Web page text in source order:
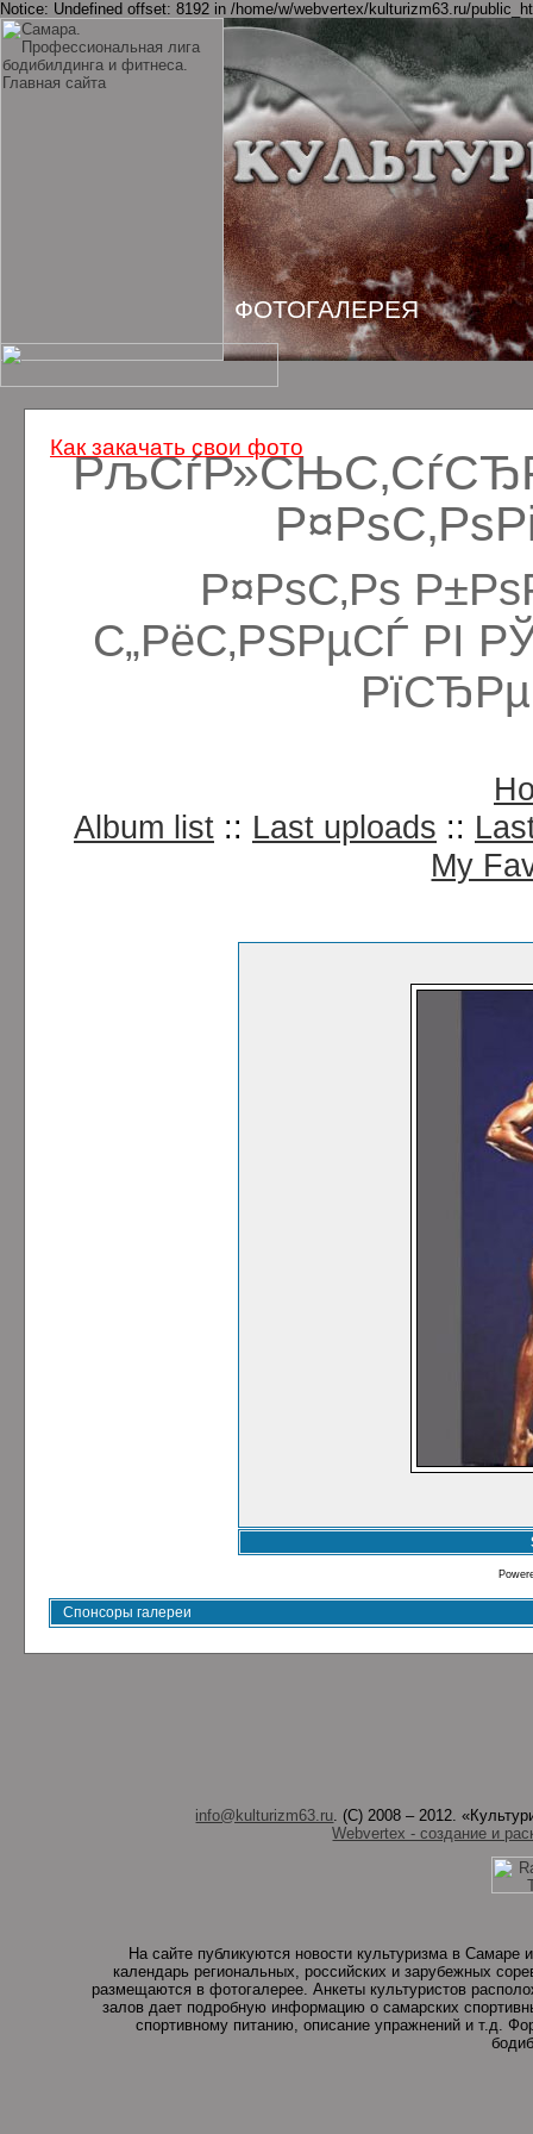
Notice: Undefined offset: 8192 in /home/w/webvertex/kulturizm63.ru/
Р¤РѕС‚Рѕ
С„РёС‚РЅРµСЃ РІ
Album list :: Last uploads ::
My
Спонсоры галереи
info@kulturizm63.ru. (C) 2008 – 2012.
Webvertex - создание и
На сайте публикуются новости культуризма в
календарь региональных, российских и зарубежных
размещаются в фотогалерее. Анкеты культуристов
залов дает подробную информацию о самарских
спортивному питанию, описание упражнений и т.д.
ФОТОГАЛЕРЕЯ
Как закачать свои фото